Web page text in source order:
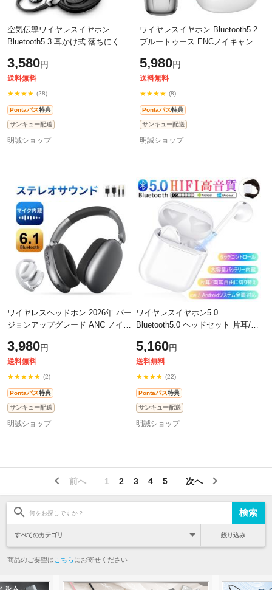
空気伝導ワイヤレスイヤホン
Bluetooth5.3 耳かけ式 落ちにくい
イク内蔵 ENCノイズキャンセリン
グ 【
3,580円
送料無料
★★★★ (28)
Pontaパス特典
サンキュー配送
明誠ショップ
ワイヤレスイヤホン Bluetooth5.2
ブルートゥース ENCノイキャン 完
ードレス ハンズフリー 4時間再生
【P
5,980円
送料無料
★★★★ (8)
Pontaパス特典
サンキュー配送
明誠ショップ
ワイヤレスヘッドホン 2026年 バー
ジョンアップグレード ANC ノイズ
ット Bluetooth6.1 超低遅延 wirele
3,980円
送料無料
★★★★★ (2)
Pontaパス特典
サンキュー配送
明誠ショップ
ワイヤレスイヤホン5.0
Bluetooth5.0 ヘッドセット 片耳/両
ズキャンセリング 自動ペア 簡単
Siri対応
5,160円
送料無料
★★★★ (22)
Pontaパス特典
サンキュー配送
明誠ショップ
前へ 次へ
1 2 3 4 5
絞り込み
商品のご要望は こちらにお寄せください